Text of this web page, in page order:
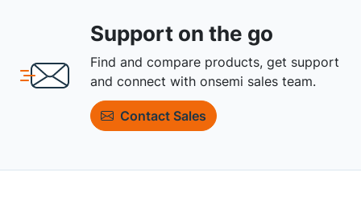
Support on the go
Find and compare products, get support
and connect with onsemi sales team.
Contact Sales